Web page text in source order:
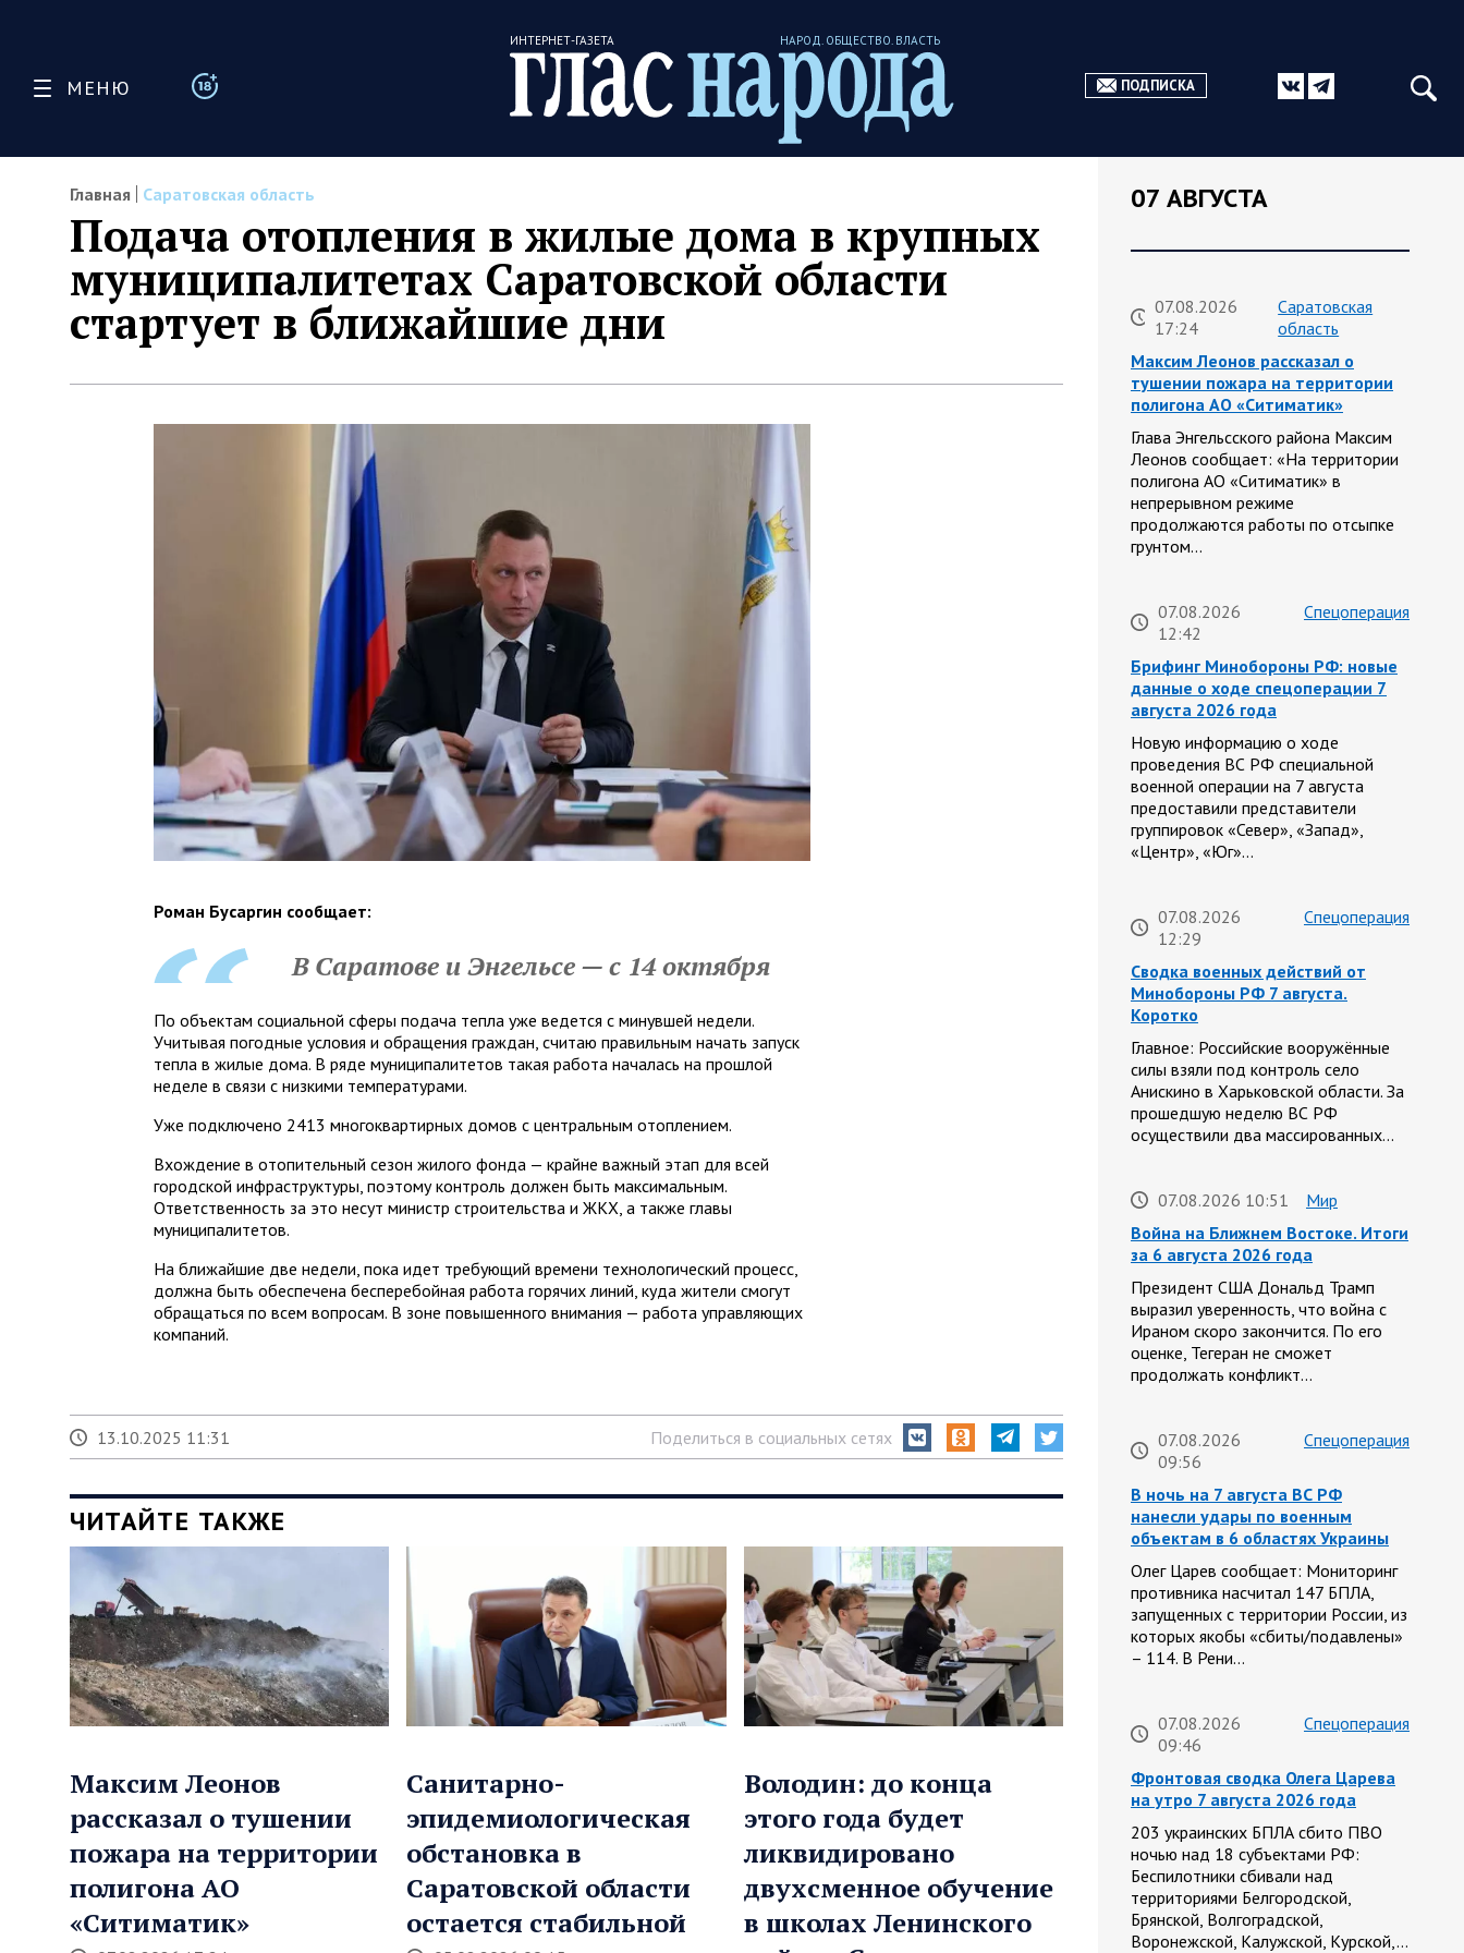
МЕНЮ
ИНТЕРНЕТ-ГАЗЕТА НАРОД. ОБЩЕСТВО. ВЛАСТЬ
ПОДПИСКА
Главная Саратовская область
Подача отопления в жилые дома в крупных
муниципалитетах Саратовской области
стартует в ближайшие дни
Роман Бусаргин сообщает:
В Саратове и Энгельсе — с 14 октября
По объектам социальной сферы подача тепла уже ведется с минувшей недели.
Учитывая погодные условия и обращения граждан, считаю правильным начать запуск
тепла в жилые дома. В ряде муниципалитетов такая работа началась на прошлой
неделе в связи с низкими температурами.
Уже подключено 2413 многоквартирных домов с центральным отоплением.
Вхождение в отопительный сезон жилого фонда — крайне важный этап для всей
городской инфраструктуры, поэтому контроль должен быть максимальным.
Ответственность за это несут министр строительства и ЖКХ, а также главы
муниципалитетов.
На ближайшие две недели, пока идет требующий времени технологический процесс,
должна быть обеспечена бесперебойная работа горячих линий, куда жители смогут
обращаться по всем вопросам. В зоне повышенного внимания — работа управляющих
компаний.
13.10.2025 11:31 Поделиться в социальных сетях
ЧИТАЙТЕ ТАКЖЕ
Максим Леонов
рассказал о тушении
пожара на территории
полигона АО
«Ситиматик»
Санитарно-
эпидемиологическая
обстановка в
Саратовской области
остается стабильной
Володин: до конца
этого года будет
ликвидировано
двухсменное обучение
в школах Ленинского
07 АВГУСТА
07.08.2026
17:24
Саратовская
область
Максим Леонов рассказал о
тушении пожара на территории
полигона АО «Ситиматик»
Глава Энгельсского района Максим
Леонов сообщает: «На территории
полигона АО «Ситиматик» в
непрерывном режиме
продолжаются работы по отсыпке
грунтом…
07.08.2026
12:42
Спецоперация
Брифинг Минобороны РФ: новые
данные о ходе спецоперации 7
августа 2026 года
Новую информацию о ходе
проведения ВС РФ специальной
военной операции на 7 августа
предоставили представители
группировок «Север», «Запад»,
«Центр», «Юг»…
07.08.2026
12:29
Спецоперация
Сводка военных действий от
Минобороны РФ 7 августа.
Коротко
Главное: Российские вооружённые
силы взяли под контроль село
Анискино в Харьковской области. За
прошедшую неделю ВС РФ
осуществили два массированных…
07.08.2026 10:51
Мир
Война на Ближнем Востоке. Итоги
за 6 августа 2026 года
Президент США Дональд Трамп
выразил уверенность, что война с
Ираном скоро закончится. По его
оценке, Тегеран не сможет
продолжать конфликт…
07.08.2026
09:56
Спецоперация
В ночь на 7 августа ВС РФ
нанесли удары по военным
объектам в 6 областях Украины
Олег Царев сообщает: Мониторинг
противника насчитал 147 БПЛА,
запущенных с территории России, из
которых якобы «сбиты/подавлены»
– 114. В Рени…
07.08.2026
09:46
Спецоперация
Фронтовая сводка Олега Царева
на утро 7 августа 2026 года
203 украинских БПЛА сбито ПВО
ночью над 18 субъектами РФ:
Беспилотники сбивали над
территориями Белгородской,
Брянской, Волгоградской,
Воронежской, Калужской, Курской,…